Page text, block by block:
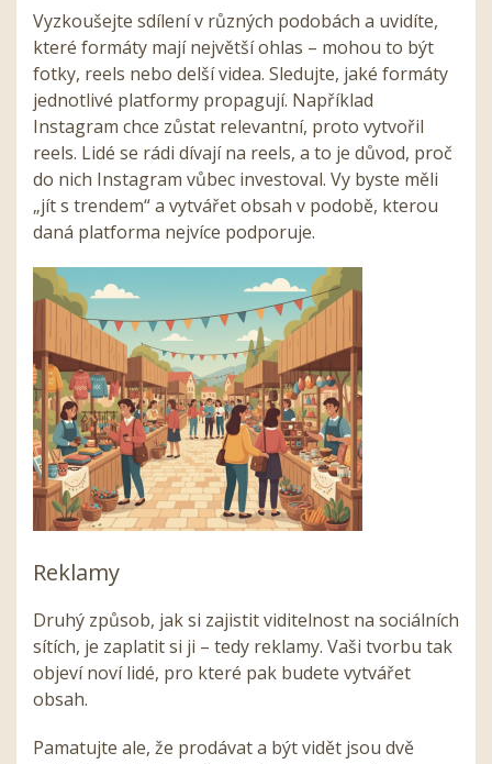
Vyzkoušejte sdílení v různých podobách a uvidíte,
které formáty mají největší ohlas – mohou to být
fotky, reels nebo delší videa. Sledujte, jaké formáty
jednotlivé platformy propagují. Například
Instagram chce zůstat relevantní, proto vytvořil
reels. Lidé se rádi dívají na reels, a to je důvod, proč
do nich Instagram vůbec investoval. Vy byste měli
„jít s trendem“ a vytvářet obsah v podobě, kterou
daná platforma nejvíce podporuje.
Reklamy
Druhý způsob, jak si zajistit viditelnost na sociálních
sítích, je zaplatit si ji – tedy reklamy. Vaši tvorbu tak
objeví noví lidé, pro které pak budete vytvářet
obsah.
Pamatujte ale, že prodávat a být vidět jsou dvě